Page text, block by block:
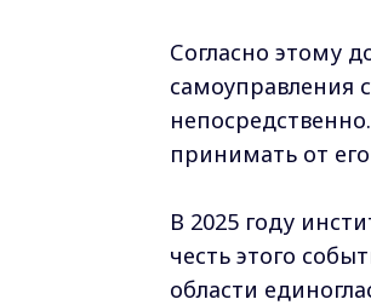
Согласно этому
самоуправления
принимать от
В 2025 году
честь этого
области